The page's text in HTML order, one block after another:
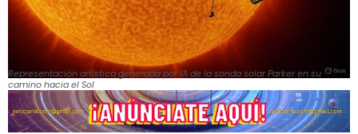
Representación artística generada por IA de la sonda solar Parker en su
camino hacia el Sol